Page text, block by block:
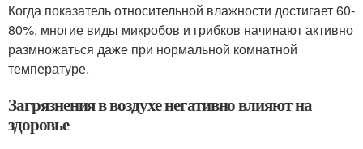
Когда показатель относительной влажности достигает 60-
80%, многие виды микробов и грибков начинают активно
размножаться даже при нормальной комнатной
температуре.
Загрязнения в воздухе негативно влияют на
здоровье